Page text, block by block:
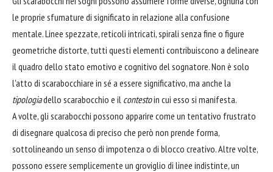
le proprie sfumature di significato in relazione alla confusione
mentale. Linee spezzate, reticoli intricati, spirali senza fine o figure
geometriche distorte, tutti questi elementi contribuiscono a delineare
il quadro dello stato emotivo e cognitivo del sognatore. Non è solo
l'atto di scarabocchiare in sé a essere significativo, ma anche la
tipologiadello scarabocchio e il contestoin cui esso si manifesta.
A volte, gli scarabocchi possono apparire come un tentativo frustrato
di disegnare qualcosa di preciso che però non prende forma,
sottolineando un senso di impotenza o di blocco creativo. Altre volte,
possono essere semplicemente un groviglio di linee indistinte, un